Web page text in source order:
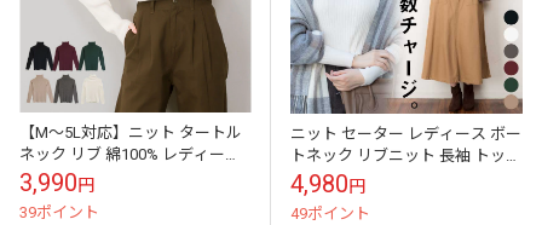
【M～5L対応】ニット タートル
ネック リブ 綿100% レディース
長袖 私のスタメンニット。ター
トルネックリブニット 洗える ...
3,990円
39ポイント
ニット セーター レディース ボー
トネック リブニット 長袖 トップ
ス 大きいサイズ きれいめ オフィ
ス カジュアル シンプル コ...
4,980円
49ポイント